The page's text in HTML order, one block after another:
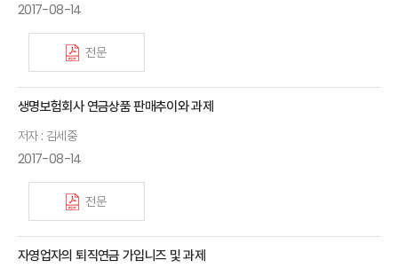
2017-08-14
전문
생명보험회사 연금상품 판매추이와 과제
저자 : 김세중
2017-08-14
전문
자영업자의 퇴직연금 가입니즈 및 과제